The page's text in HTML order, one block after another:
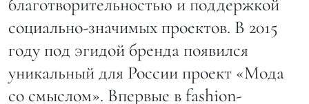
благотворительностью и поддержкой
социально-значимых проектов. В 2015
году под эгидой бренда появился
уникальный для России проект «Мода
со смыслом». Впервые в fashion-